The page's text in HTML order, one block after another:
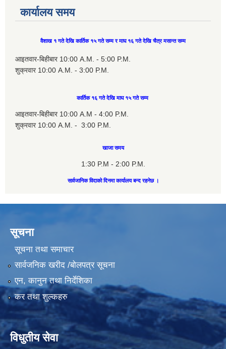
कार्यालय समय
वैशाख १ गते देखि कार्तिक १५ गते सम्म र माघ १६ गते देखि चैत्र मसान्त सम्म
आइतवार-बिहीबार 10:00 A.M. - 5:00 P.M.
शुक्रवार 10:00 A.M. - 3:00 P.M.
कार्तिक १६ गते देखि माघ १५ गते सम्म
आइतवार-बिहीबार 10:00 A.M - 4:00 P.M.
शुक्रवार 10:00 A.M. - 3:00 P.M.
खाजा समय
1:30 P.M - 2:00 P.M.
सार्वजानिक विदाको दिनमा कार्यालय बन्द रहनेछ ।
सूचना
सूचना तथा समाचार
सार्वजनिक खरीद /बोलपत्र सूचना
एन, कानुन तथा निर्देशिका
कर तथा शुल्कहरु
विधुतीय सेवा